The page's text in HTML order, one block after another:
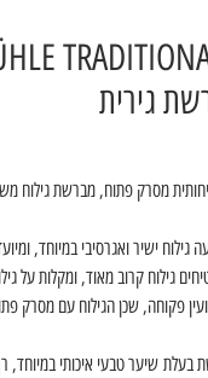
גירית
גילוח ישיר ואגרסיבי במיוחד,
גילוח קרוב מאוד, ומקלות על
פקוחה, שכן הגילוח עם מסרק
בעלת שיער טבעי איכותי במיוחד,